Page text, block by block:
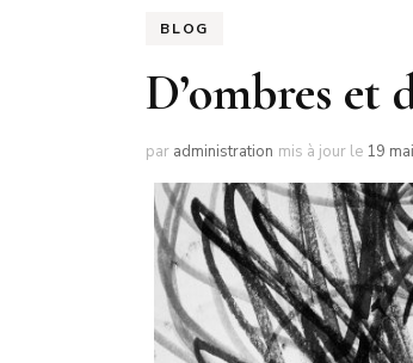
BLOG
D’ombres et
par administration mis à jour le 19